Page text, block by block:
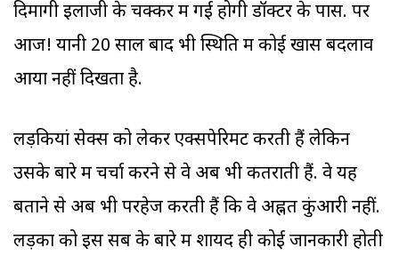
दिमागी इलाजी के चक्कर में गई होगी डॉक्टर के पास. पर
आज! यानी 20 साल बाद भी स्थिति में कोई खास बदलाव
आया नहीं दिखता है.
लड़कियां सेक्स को लेकर एक्सपेरिमेंट करती हैं लेकिन
उसके बारे में चर्चा करने से वे अब भी कतराती हैं. वे यह
बताने से अब भी परहेज करती हैं कि वे अह्नत कुंआरी नहीं.
लड़कों को इस सब के बारे में शायद ही कोई जानकारी होती